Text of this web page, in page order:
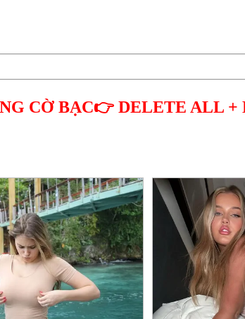
CỜ BẠC👉 DELETE ALL